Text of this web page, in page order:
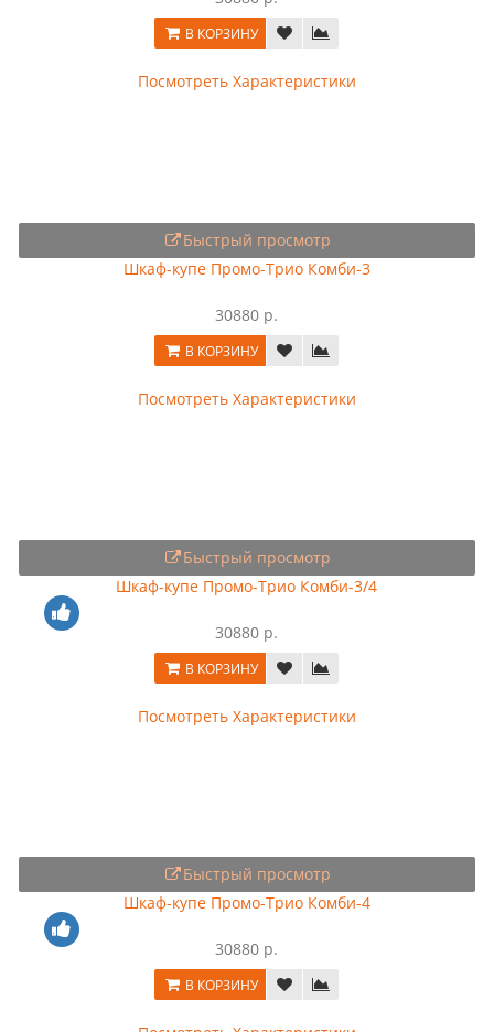
В КОРЗИНУ
Посмотреть Характеристики
Быстрый просмотр
Шкаф-купе Промо-Трио Комби-3
30880 р.
В КОРЗИНУ
Посмотреть Характеристики
Быстрый просмотр
Шкаф-купе Промо-Трио Комби-3/4
30880 р.
В КОРЗИНУ
Посмотреть Характеристики
Быстрый просмотр
Шкаф-купе Промо-Трио Комби-4
30880 р.
В КОРЗИНУ